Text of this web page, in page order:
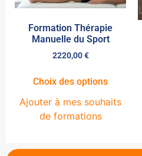
Formation Thérapie
Manuelle du Sport
2220,00€
Choix des options
Ajouter à mes souhaits
de formations